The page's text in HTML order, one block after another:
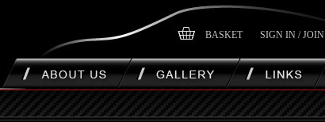
BASKET SIGN IN / JOIN